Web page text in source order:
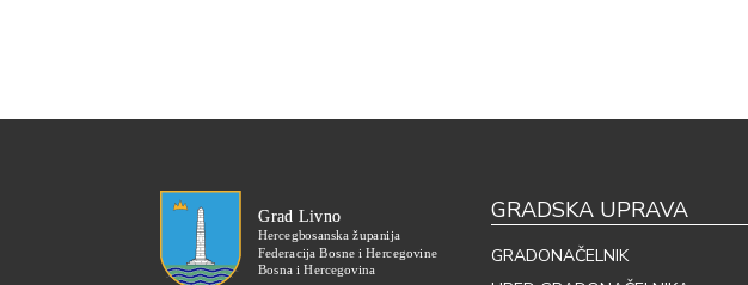
GRADSKA UPRAVA
GRADONAČELNIK